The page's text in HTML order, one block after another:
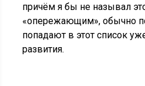
причём я бы не называл
«опережающим», обычно
попадают в этот список
развития.